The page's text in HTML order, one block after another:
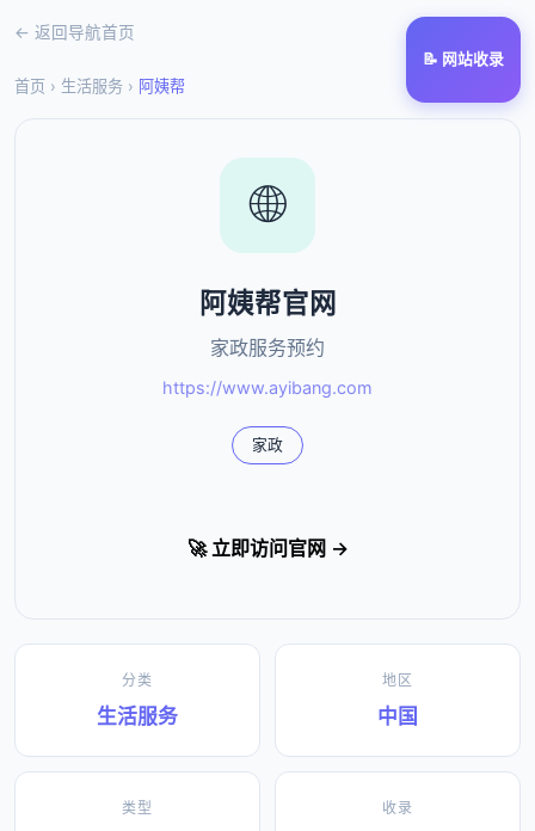
📝 网站收录
← 返回导航首页
首页 › 生活服务 › 阿姨帮
🌐
阿姨帮官网
家政服务预约
https://www.ayibang.com
家政
🚀 立即访问官网 →
分类
生活服务
地区
中国
类型 收录